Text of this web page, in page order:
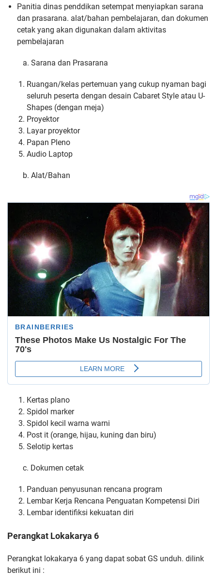
Panitia dinas penddikan setempat menyiapkan sarana
dan prasarana. alat/bahan pembelajaran, dan dokumen
cetak yang akan digunakan dalam aktivitas
pembelajaran
a. Sarana dan Prasarana
Ruangan/kelas pertemuan yang cukup nyaman bagi
seluruh peserta dengan desain Cabaret Style atau U-
Shapes (dengan meja)
Proyektor
Layar proyektor
Papan Pleno
Audio Laptop
b. Alat/Bahan
Kertas plano
Spidol marker
Spidol kecil warna warni
Post it (orange, hijau, kuning dan biru)
Selotip kertas
c. Dokumen cetak
Panduan penyusunan rencana program
Lembar Kerja Rencana Penguatan Kompetensi Diri
Lembar identifiksi kekuatan diri
Perangkat Lokakarya 6
Perangkat lokakarya 6 yang dapat sobat GS unduh. dilink
berikut ini :